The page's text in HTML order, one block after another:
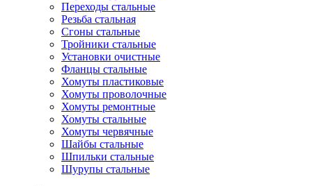
Переходы стальные
Резьба стальная
Сгоны стальные
Тройники стальные
Установки очистные
Фланцы стальные
Хомуты пластиковые
Хомуты проволочные
Хомуты ремонтные
Хомуты стальные
Хомуты червячные
Шайбы стальные
Шпильки стальные
Шурупы стальные